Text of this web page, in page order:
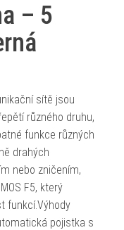
– 5
sítě jsou
různého druhu,
funkce různých
drahých
nebo zničením,
F5, který
funkcí.Výhody
pojistka s